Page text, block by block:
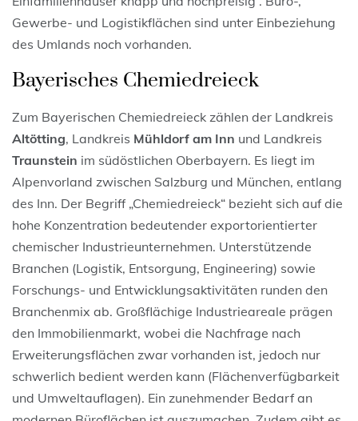
Gewerbe- und Logistikflächen sind unter Einbeziehung
des Umlands noch vorhanden.
Bayerisches Chemiedreieck
Zum Bayerischen Chemiedreieck zählen der Landkreis
Altötting, Landkreis Mühldorf am Inn und Landkreis
Traunstein im südöstlichen Oberbayern. Es liegt im
Alpenvorland zwischen Salzburg und München, entlang
des Inn. Der Begriff „Chemiedreieck“ bezieht sich auf die
hohe Konzentration bedeutender exportorientierter
chemischer Industrieunternehmen. Unterstützende
Branchen (Logistik, Entsorgung, Engineering) sowie
Forschungs- und Entwicklungsaktivitäten runden den
Branchenmix ab. Großflächige Industrieareale prägen
den Immobilienmarkt, wobei die Nachfrage nach
Erweiterungsflächen zwar vorhanden ist, jedoch nur
schwerlich bedient werden kann (Flächenverfügbarkeit
und Umweltauflagen). Ein zunehmender Bedarf an